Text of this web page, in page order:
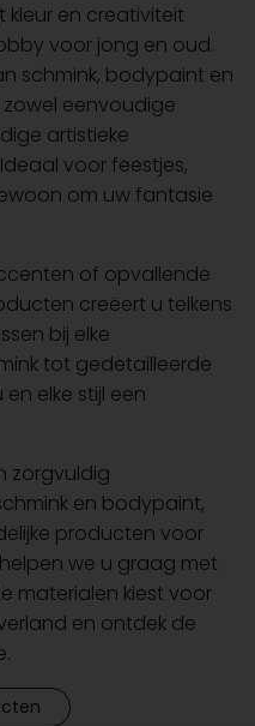
en creativiteit
voor jong en oud.
schmink, bodypaint en
eenvoudige
artistieke
voor feestjes,
om uw fantasie
of opvallende
creëert u telkens
bij elke
tot gedetailleerde
elke stijl een
zorgvuldig
en bodypaint,
producten voor
we u graag met
materialen kiest voor
en ontdek de